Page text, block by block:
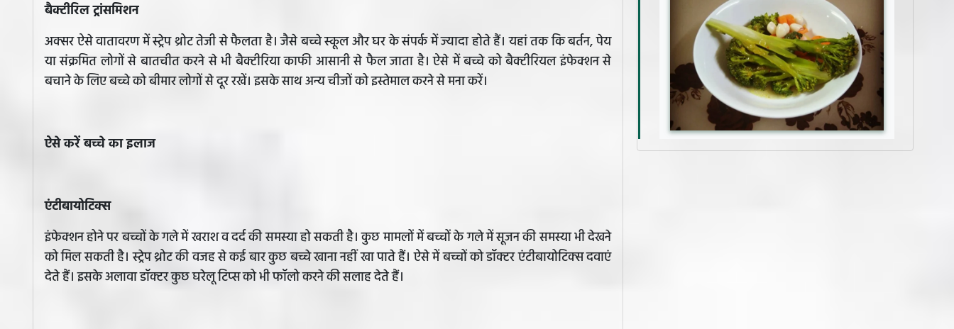
बैक्टीरिल ट्रांसमिशन
अक्सर ऐसे वातावरण में स्ट्रेप थ्रोट तेजी से फैलता है। जैसे बच्चे स्कूल और घर के संपर्क में ज्यादा होते हैं। यहां तक कि बर्तन, पेय
या संक्रमित लोगों से बातचीत करने से भी बैक्टीरिया काफी आसानी से फैल जाता है। ऐसे में बच्चे को बैक्टीरियल इंफेक्शन से
बचाने के लिए बच्चे को बीमार लोगों से दूर रखें। इसके साथ अन्य चीजों को इस्तेमाल करने से मना करें।
ऐसे करें बच्चे का इलाज
एंटीबायोटिक्स
इंफेक्शन होने पर बच्चों के गले में खराश व दर्द की समस्या हो सकती है। कुछ मामलों में बच्चों के गले में सूजन की समस्या भी देखने
को मिल सकती है। स्ट्रेप थ्रोट की वजह से कई बार कुछ बच्चे खाना नहीं खा पाते हैं। ऐसे में बच्चों को डॉक्टर एंटीबायोटिक्स दवाएं
देते हैं। इसके अलावा डॉक्टर कुछ घरेलू टिप्स को भी फॉलो करने की सलाह देते हैं।